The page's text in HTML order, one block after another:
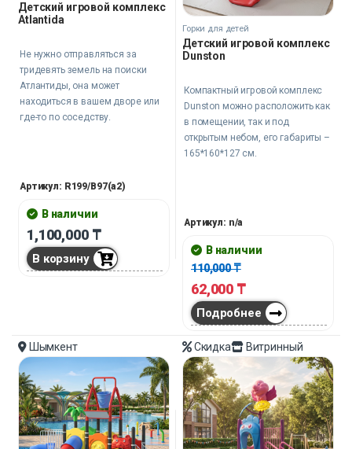
Детский игровой комплекс
Atlantida
Не нужно отправляться за
тридевять земель на поиски
Атлантиды, она может
находиться в вашем дворе или
где-то по соседству.
Артикул: R199/В97(a2)
В наличии
1,100,000 ₸
В корзину
Горки для детей
Детский игровой комплекс
Dunston
Компактный игровой комплекс
Dunston можно расположить как
в помещении, так и под
открытым небом, его габариты –
165*160*127 см.
Артикул: n/a
В наличии
110,000₸
62,000 ₸
Подробнее
Шымкент Скидка Витринный